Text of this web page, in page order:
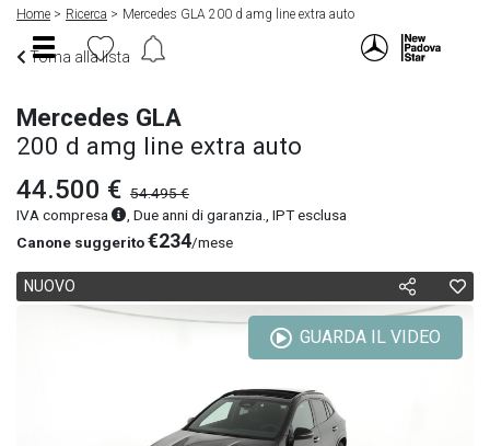
Home Ricerca Mercedes GLA 200 d amg line extra auto
Torna alla lista
Mercedes GLA
200 d amg line extra auto
44.500 € 54.495 €
IVA compresa
, Due anni di garanzia., IPT esclusa
Canone suggerito€234/mese
NUOVO
GUARDA IL VIDEO